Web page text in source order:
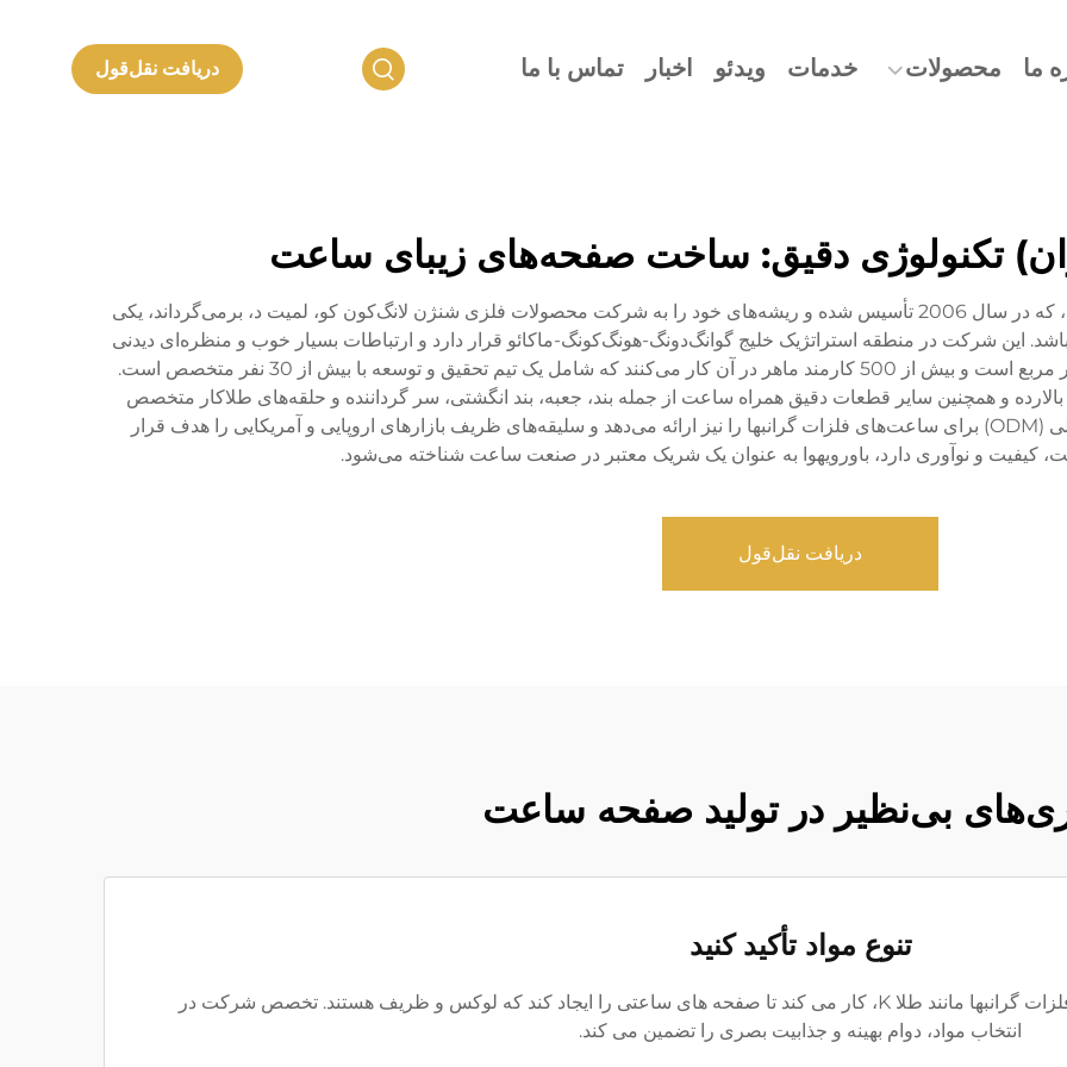
ما محصولات خدمات ویدئو اخبار تماس با ما دریافت نقل‌قول
تکنولوژی دقیق: ساخت صفحه‌های زیبای ساعت
شرکت تکنولوژی دقیق باورویهوا (دونگقوان) کو، لمیت د، که در سال 2006 تأسیس شده و ریشه‌های خود را به شرکت محصولات فلزی شنژن لانگ‌کون کو، لمیت د، برمی‌گرداند، یکی
این شرکت در منطقه استراتژیک خلیج گوانگ‌دونگ-هونگ‌کونگ-ماکائو قرار دارد و ارتباطات بسیار خوب و منظره‌ای دیدنی
دارد. مساحت کلی سالن تولیدی آن بیش از 20000 متر مربع است و بیش از 500 کارمند ماهر در آن کار می‌کنند که شامل یک تیم تحقیق و توسعه با بیش از 30 نفر متخصص است.
بالارده و همچنین سایر قطعات دقیق همراه ساعت از جمله بند، جعبه، بند انگشتی، سر گرداننده و حلقه‌های طلاکار متخصص
است. این شرکت همچنین خدمات طراحی و تولید اصلی (ODM) برای ساعت‌های فلزات گرانبها را نیز ارائه می‌دهد و سلیقه‌های ظریف بازارهای اروپایی و آمریکایی را هدف قرار
کیفیت و نوآوری دارد، باورویهوا به عنوان یک شریک معتبر در صنعت ساعت شناخته می‌شود.
دریافت نقل‌قول
بی‌نظیر در تولید صفحه ساعت
تنوع مواد تأکید کنید
باورویهوا با طیف گسترده ای از مواد، از جمله فلزات گرانبها مانند طلا K، کار می کند تا صفحه های ساعتی را ایجاد کند که لوکس و ظریف هستند. تخصص شرکت در
انتخاب مواد، دوام بهینه و جذابیت بصری را تضمین می کند.